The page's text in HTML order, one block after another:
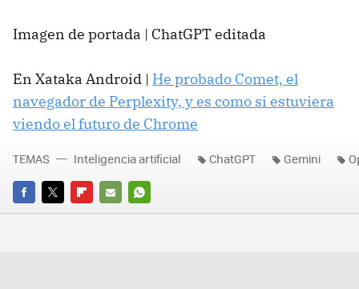
Imagen de portada | ChatGPT editada
En Xataka Android | He probado Comet, el
navegador de Perplexity, y es como si estuviera
viendo el futuro de Chrome
FACEBOOK
TWITTERFLIPBOARD
E-
WHATSAPP
TEMAS Inteligencia artificial ChatGPT Gemini